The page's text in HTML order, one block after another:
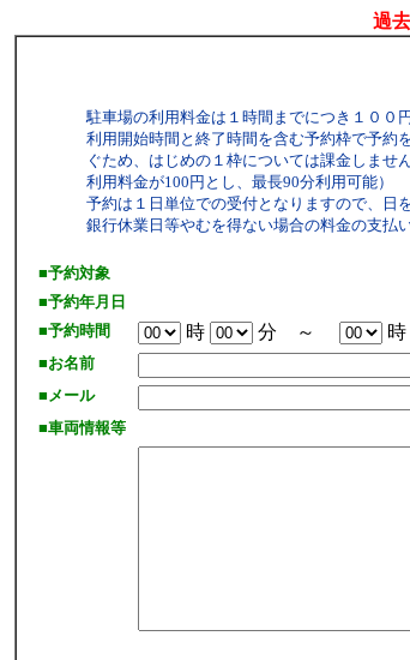
過去
駐車場の利用料金は１時間までにつき１００
利用開始時間と終了時間を含む予約枠で予約
ぐため、はじめの１枠については課金しませ
利用料金が100円とし、最長90分利用可能）
予約は１日単位での受付となりますので、日
銀行休業日等やむを得ない場合の料金の支払
■予約対象
■予約年月日
■予約時間
時 分 ～ 時
■お名前
■メール
■車両情報等